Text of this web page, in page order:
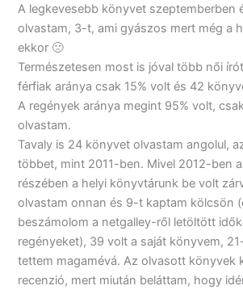
A legkevesebb könyvet szeptemberben
olvastam, 3-t, ami gyászos mert még a
ekkor 🙁
Természetesen most is jóval több női
férfiak aránya csak 15% volt és 42
A regények aránya megint 95% volt,
olvastam.
Tavaly is 24 könyvet olvastam angolul,
többet, mint 2011-ben. Mivel 2012-ben
részében a helyi könyvtárunk be volt
olvastam onnan és 9-t kaptam kölcsön
beszámolom a netgalley-ről letöltött
regényeket), 39 volt a saját könyvem,
tettem magamévá. Az olvasott könyvek
recenzió, mert miután beláttam, hogy